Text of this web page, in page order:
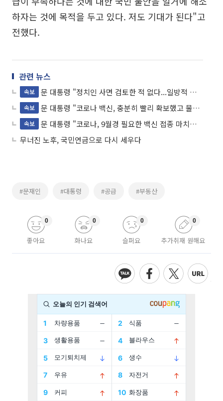
하자는 것에 목적을 두고 있다. 저도 기대가 된다"고
전했다.
관련 뉴스
속보 문 대통령 "정치인 사면 검토한 적 없다...일방적 사면권 행사 어렵다"
속보 문 대통령 "코로나 백신, 충분히 빨리 확보했고 물량도 충분"
속보
문 대통령 "코로나, 9월경 필요한 백신 접종 마치고 11월 경 완전한 집단면역 형성"
무너진 노후, 국민연금으로 다시 세우다
#문재인 #대통령 #공급 #부동산
좋아요
0
화나요
0
슬퍼요
0
추가취재 원해요
0